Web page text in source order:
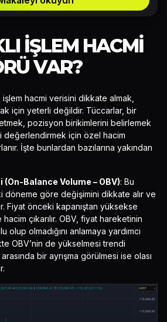
İŞLEM HACMI
VAR?
hacmi verisini dikkate almak,
için yeterli değildir. Tüccarlar, bir
pozisyon birikimlerini belirlemek
için özel hacim
İşte bunlardan bazılarına yakından
(On-Balance Volume – OBV): Bu
döneme göre değişimini dikkate alır ve
Fiyat önceki kapanıştan yüksekse
çıkarılır. OBV, fiyat hareketinin
olup olmadığını anlamaya yardımcı
OBV’nin de yükselmesi trendi
bir ayrışma görülmesi ise olası